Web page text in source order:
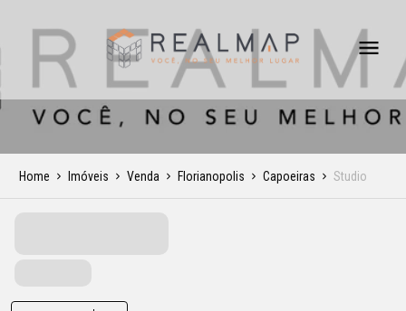
Home Imóveis Venda Florianopolis Capoeiras Studio